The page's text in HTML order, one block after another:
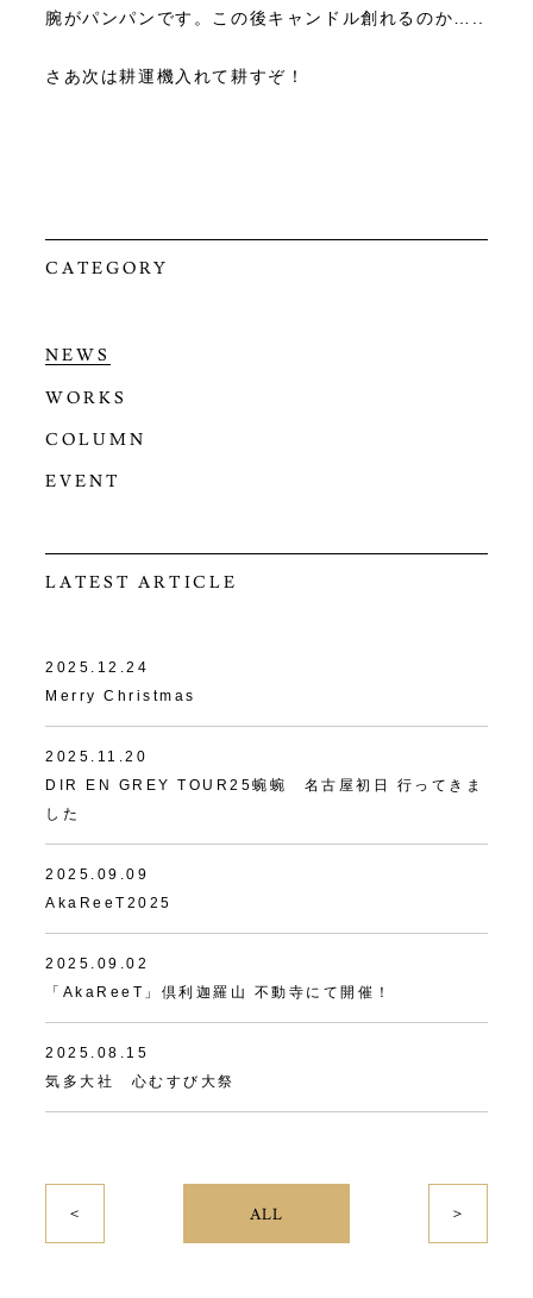
腕がパンパンです。この後キャンドル創れるのか…..
さあ次は耕運機入れて耕すぞ！
CATEGORY
NEWS
WORKS
COLUMN
EVENT
LATEST ARTICLE
2025.12.24
Merry Christmas
2025.11.20
DIR EN GREY TOUR25蜿蜿 名古屋初日 行ってきま
した
2025.09.09
AkaReeT2025
2025.09.02
「AkaReeT」倶利迦羅山 不動寺にて開催！
2025.08.15
気多大社 心むすび大祭
＜ ALL ＞